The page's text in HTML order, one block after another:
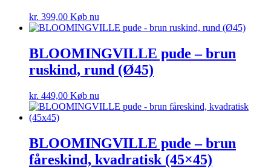
kr. 399,00 Køb nu
BLOOMINGVILLE pude – brun
ruskind, rund (Ø45)
kr. 449,00 Køb nu
BLOOMINGVILLE pude – brun
fåreskind, kvadratisk (45×45)